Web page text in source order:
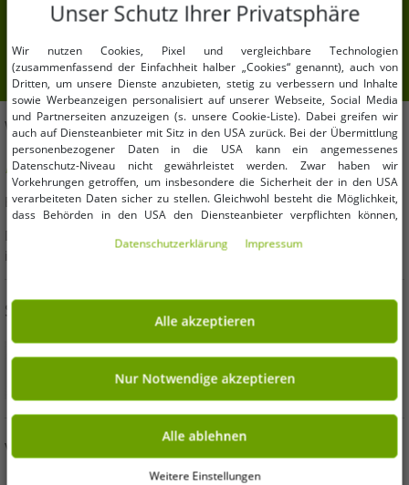
Deine E-Mail-Adresse hier
Anmelden
WIR HELFEN DIR!
Hast Du Fragen oder brauchst Hilfe? Wir beraten Dich gern!
E-Mail:kundendienst@outlet46.de
Deine Anfrage wird von Montag bis Freitag in der Regel
innerhalb von 24 Stunden beantwortet
SICHER EINKAUFEN
VORTEILE
Unser Schutz Ihrer Privatsphäre
Wir nutzen Cookies, Pixel und vergleichbare Technologien
(zusammenfassend der Einfachheit halber „Cookies“ genannt), auch von
Dritten, um unsere Dienste anzubieten, stetig zu verbessern und Inhalte
sowie Werbeanzeigen personalisiert auf unserer Webseite, Social Media
und Partnerseiten anzuzeigen (s. unsere Cookie-Liste). Dabei greifen wir
auch auf Diensteanbieter mit Sitz in den USA zurück. Bei der Übermittlung
personenbezogener Daten in die USA kann ein angemessenes
Datenschutz-Niveau nicht gewährleistet werden. Zwar haben wir
Vorkehrungen getroffen, um insbesondere die Sicherheit der in den USA
verarbeiteten Daten sicher zu stellen. Gleichwohl besteht die Möglichkeit,
dass Behörden in den USA den Diensteanbieter verpflichten können,
im Einzelfall auf Basis entsprechender US-Gesetzgebung, ein wirksamer
Zugriff informiert wirst. Mit Deiner Einwilligung gem. Art. 49 Abs. 1 lit. a
DSGVO erklärst Du Dich in die Übermittlung in die USA für einverstanden
(s.a. unsere Datenschutzerklärung). Du hast die Wahl, ob nur notwendige
Cookies verwendet werden sollen oder ob Du darüber hinaus weitere
Cookies akzeptieren möchtest. Standardmäßig sind nur notwendige Dienste
aktiv, was Du unter „Nur Notwendige akzeptieren verwenden“ bestätigen
kannst. Du kannst Deine Einwilligung entweder für „Alle akzeptieren“
erklären oder unter „Weitere Einstellungen“ an Deine Wünsche anpassen.
Deine Einwilligung kannst Du jederzeit über „Datenschutz-Einstellungen“
am Ende jeder unserer Seiten mit Wirkung für die Zukunft widerrufen oder
ändern.
Daten­schutz­erklärung Impressum
Alle akzeptieren
Nur Notwendige akzeptieren
Alle ablehnen
Weitere Einstellungen